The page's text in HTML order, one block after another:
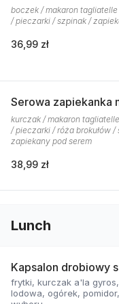
boczek / makaron
/ pieczarki / szpinak /
36,99 zł
Serowa zapiekanka
kurczak / makaron
/ pieczarki / róża brokułów /
zapiekany pod serem
38,99 zł
Lunch
Kapsalon drobiowy
frytki, kurczak a'la gyros,
lodowa, ogórek,